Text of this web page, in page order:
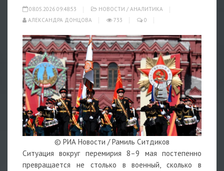
08.05.2026 09:48:53 НОВОСТИ / АНАЛИТИКА
АЛЕКСАНДРА ДОНЦОВА
733 0
© РИА Новости / Рамиль Ситдиков
Ситуация вокруг перемирия 8–9 мая постепенно
превращается не столько в военный, сколько в